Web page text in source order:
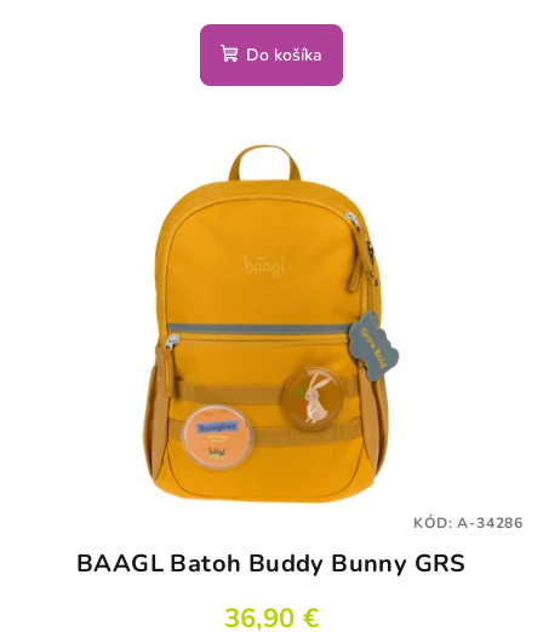
Do košíka
BAAGL Batoh Buddy Bunny GRS
36,90 €
KÓD:A-34286